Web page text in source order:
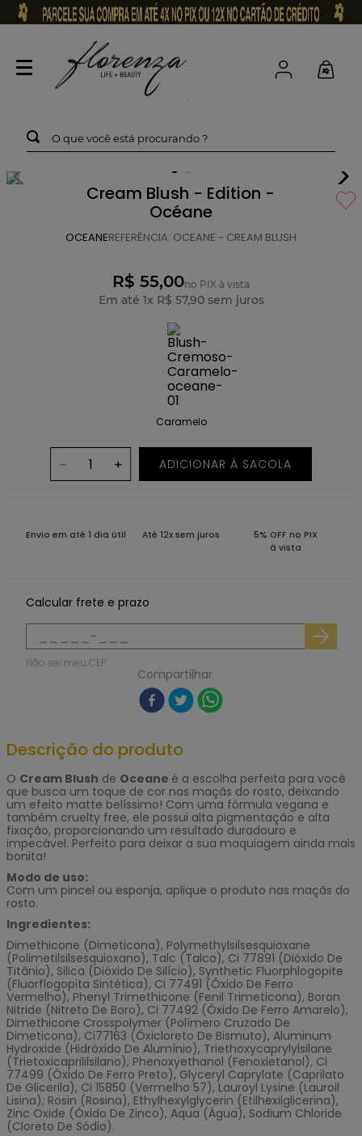
O que você está procurando ?
Cream Blush - Edition -
Océane
OCEANEREFERÊNCIA: OCEANE - CREAM BLUSH
R$ 55,00no PIX à vista
Em até 1x R$ 57,90sem juros
Caramelo
＋
－ ADICIONAR À SACOLA
Envio em até 1 dia útil Até 12x sem juros
5% OFF no PIX
à vista
Calcular frete e prazo
Não sei meu CEP
Compartilhar
Descrição do produto
O Cream Blush de Oceane é a escolha perfeita para você
que busca um toque de cor nas maçãs do rosto, deixando
um efeito matte belíssimo! Com uma fórmula vegana e
também cruelty free, ele possui alta pigmentação e alta
fixação, proporcionando um resultado duradouro e
impecável. Perfeito para deixar a sua maquiagem ainda mais
bonita!
Modo de uso:
Com um pincel ou esponja, aplique o produto nas maçãs do
rosto.
Ingredientes:
Dimethicone (Dimeticona), Polymethylsilsesquioxane
(Polimetilsilsesquioxano), Talc (Talco), Ci 77891 (Dióxido De
Titânio), Silica (Dióxido De Silício), Synthetic Fluorphlogopite
(Fluorflogopita Sintética), Ci 77491 (Óxido De Ferro
Vermelho), Phenyl Trimethicone (Fenil Trimeticona), Boron
Nitride (Nitreto De Boro), Ci 77492 (Óxido De Ferro Amarelo),
Dimethicone Crosspolymer (Polímero Cruzado De
Dimeticona), Ci77163 (Óxicloreto De Bismuto), Aluminum
Hydroxide (Hidróxido De Alumínio), Triethoxycaprylylsilane
(Trietoxicaprililsilano), Phenoxyethanol (Fenoxietanol), Ci
77499 (Óxido De Ferro Preto), Glyceryl Caprylate (Caprilato
De Glicerila), Ci 15850 (Vermelho 57), Lauroyl Lysine (Lauroil
Lisina), Rosin (Rosina), Ethylhexylglycerin (Etilhexilglicerina),
Zinc Oxide (Óxido De Zinco), Aqua (Água), Sodium Chloride
(Cloreto De Sódio).